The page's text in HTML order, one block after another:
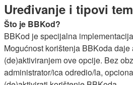
Uređivanje i tipovi
Što je BBKod?
BBKod je specijalna
Mogućnost korištenja BBKoda
(de)aktiviranjem ove opcije. Bez
administrator/ica odredio/la,